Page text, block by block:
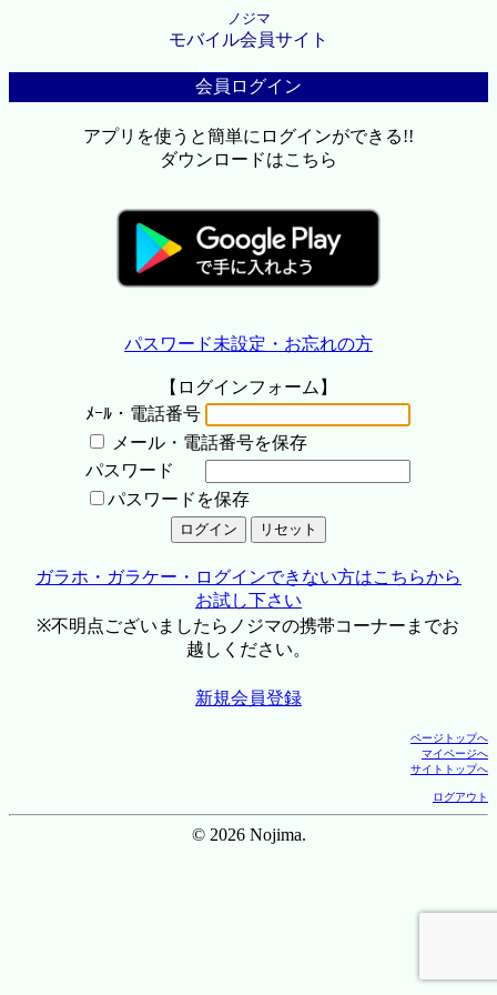
ノジマ
モバイル会員サイト
会員ログイン
アプリを使うと簡単にログインができる!!
ダウンロードはこちら
パスワード未設定・お忘れの方
【ログインフォーム】
ﾒｰﾙ・電話番号
メール・電話番号を保存
パスワード
パスワードを保存
ガラホ・ガラケー・ログインできない方はこちらから
お試し下さい
※不明点ございましたらノジマの携帯コーナーまでお
越しください。
新規会員登録
ページトップへ
マイページへ
サイトトップへ
ログアウト
© 2026 Nojima.